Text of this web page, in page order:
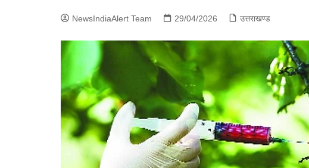
NewsIndiaAlert Team 29/04/2026 उत्तराखण्ड